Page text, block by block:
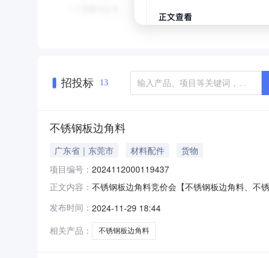
招投标 13
不锈钢板边角料
广东省｜东莞市 材料配件
货物
项目编号： 2024112000119437
正文内容： 不锈钢板边角料竞价会【不锈钢板边角料、不
角料，主要成份是铁，SUS300系列，袋装，
发布时间： 2024-11-29 18:44
相关产品：
不锈钢板边角料